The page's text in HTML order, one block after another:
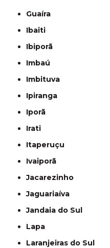
Guaíra
Ibaiti
Ibiporã
Imbaú
Imbituva
Ipiranga
Iporã
Irati
Itaperuçu
Ivaiporã
Jacarezinho
Jaguariaíva
Jandaia do Sul
Lapa
Laranjeiras do Sul